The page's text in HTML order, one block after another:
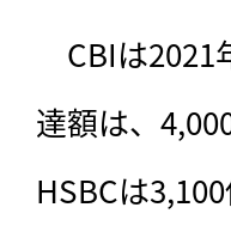
CBIは2021
達額は、
HSBCは